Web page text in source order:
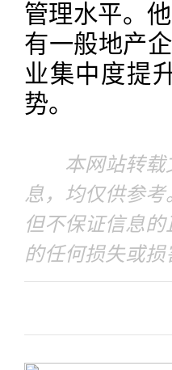
管理水平。
有一般地产
业集中度提
势。
本网站转载文
息，均仅供参
但不保证信息
的任何损失或损